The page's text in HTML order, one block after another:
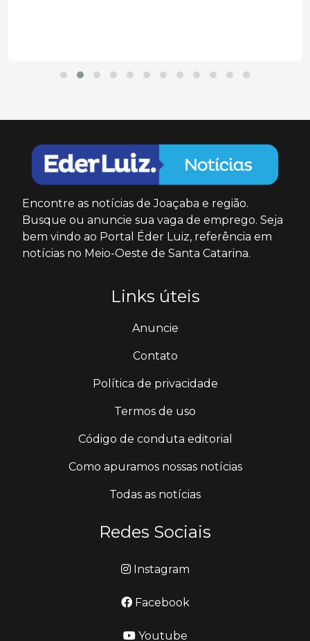
Encontre as notícias de Joaçaba e região.
Busque ou anuncie sua vaga de emprego. Seja
bem vindo ao Portal Éder Luiz, referência em
notícias no Meio-Oeste de Santa Catarina.
Links úteis
Anuncie
Contato
Política de privacidade
Termos de uso
Código de conduta editorial
Como apuramos nossas notícias
Todas as notícias
Redes Sociais
Instagram
Facebook
Youtube